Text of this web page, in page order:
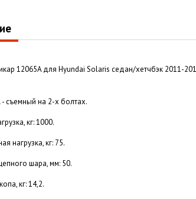
12065A для Hyundai Solaris седан/хетчбэк 2011-
съемный на 2-х болтах.
кг: 1000.
нагрузка, кг: 75.
шара, мм: 50.
кг: 14,2.